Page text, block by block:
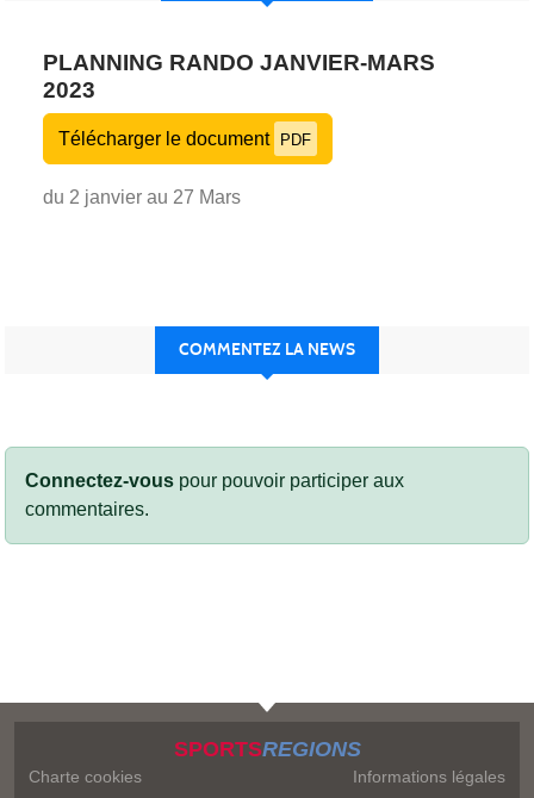
PLANNING RANDO JANVIER-MARS
2023
Télécharger le document PDF
du 2 janvier au 27 Mars
COMMENTEZ LA NEWS
Connectez-vous pour pouvoir participer aux
commentaires.
SPORTSREGIONS
Charte cookies Informations légales